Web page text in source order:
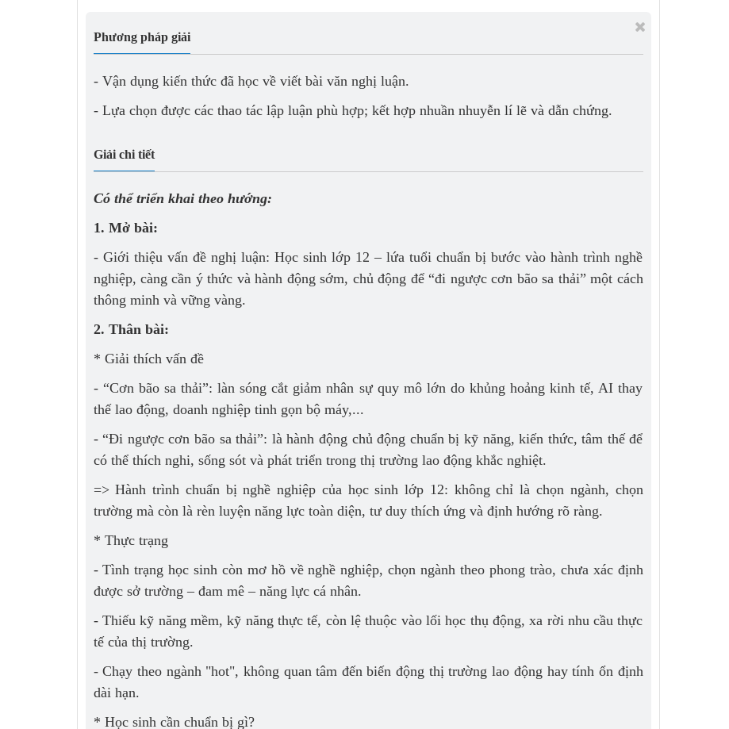
Phương pháp giải
- Vận dụng kiến thức đã học về viết bài văn nghị luận.
- Lựa chọn được các thao tác lập luận phù hợp; kết hợp nhuần nhuyễn lí lẽ và dẫn chứng.
Giải chi tiết
Có thể triển khai theo hướng:
1. Mở bài:
- Giới thiệu vấn đề nghị luận: Học sinh lớp 12 – lứa tuổi chuẩn bị bước vào hành trình nghề
nghiệp, càng cần ý thức và hành động sớm, chủ động để “đi ngược cơn bão sa thải” một cách
thông minh và vững vàng.
2. Thân bài:
* Giải thích vấn đề
- “Cơn bão sa thải”: làn sóng cắt giảm nhân sự quy mô lớn do khủng hoảng kinh tế, AI thay
thế lao động, doanh nghiệp tinh gọn bộ máy,...
- “Đi ngược cơn bão sa thải”: là hành động chủ động chuẩn bị kỹ năng, kiến thức, tâm thế để
có thể thích nghi, sống sót và phát triển trong thị trường lao động khắc nghiệt.
=> Hành trình chuẩn bị nghề nghiệp của học sinh lớp 12: không chỉ là chọn ngành, chọn
trường mà còn là rèn luyện năng lực toàn diện, tư duy thích ứng và định hướng rõ ràng.
* Thực trạng
- Tình trạng học sinh còn mơ hồ về nghề nghiệp, chọn ngành theo phong trào, chưa xác định
được sở trường – đam mê – năng lực cá nhân.
- Thiếu kỹ năng mềm, kỹ năng thực tế, còn lệ thuộc vào lối học thụ động, xa rời nhu cầu thực
tế của thị trường.
- Chạy theo ngành "hot", không quan tâm đến biến động thị trường lao động hay tính ổn định
dài hạn.
* Học sinh cần chuẩn bị gì?